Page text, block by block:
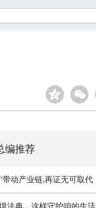
编推荐
带动产业链,再证无可取代
法典，这样守护咱的生活